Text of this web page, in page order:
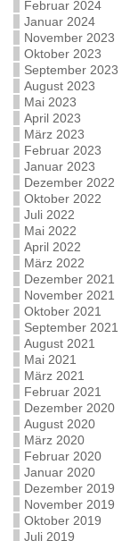
Februar 2024
Januar 2024
November 2023
Oktober 2023
September 2023
August 2023
Mai 2023
April 2023
März 2023
Februar 2023
Januar 2023
Dezember 2022
Oktober 2022
Juli 2022
Mai 2022
April 2022
März 2022
Dezember 2021
November 2021
Oktober 2021
September 2021
August 2021
Mai 2021
März 2021
Februar 2021
Dezember 2020
August 2020
März 2020
Februar 2020
Januar 2020
Dezember 2019
November 2019
Oktober 2019
Juli 2019